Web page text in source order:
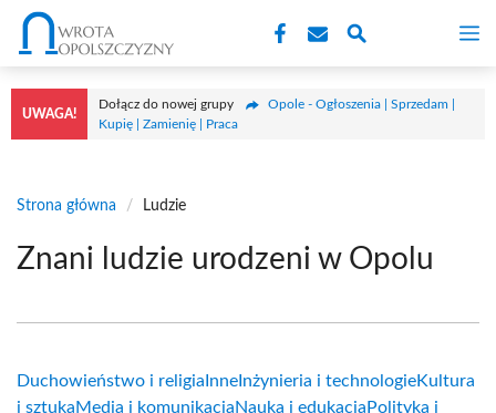
Przejdź
treści
UWAGA!
Dołącz do nowej grupy
Opole - Ogłoszenia | Sprzedam |
Kupię | Zamienię | Praca
Strona główna / Ludzie
Znani ludzie urodzeni w Opolu
Duchowieństwo i religia Inne Inżynieria i technologieKultura
i sztukaMedia i komunikacjaNauka i edukacja Polityka i